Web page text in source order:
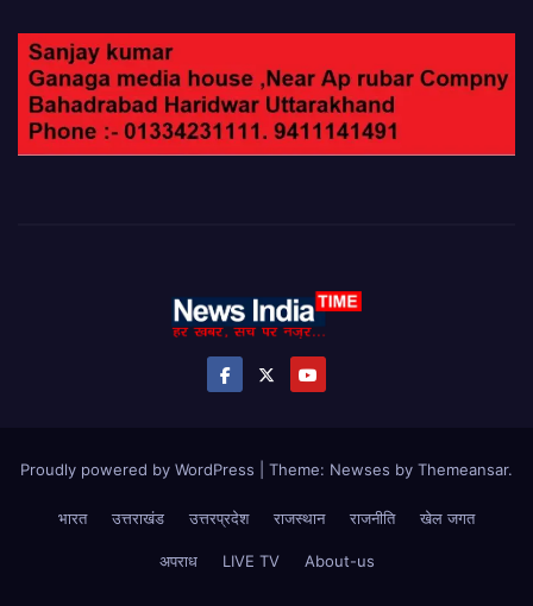
Proudly powered by WordPress Theme: Newses by Themeansar.
भारत उत्तराखंड उत्तरप्रदेश राजस्थान राजनीति खेल जगत
अपराध LIVE TV About-us